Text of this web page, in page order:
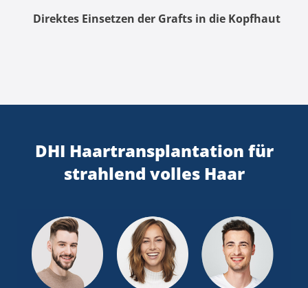
Direktes Einsetzen der Grafts in die Kopfhaut
DHI Haartransplantation für
strahlend volles Haar